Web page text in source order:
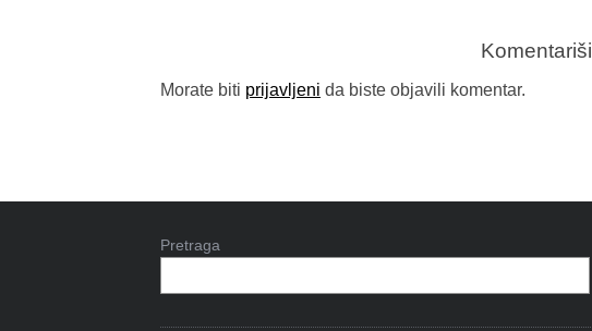
Komentariši
Morate biti prijavljeni da biste objavili komentar.
Pretraga